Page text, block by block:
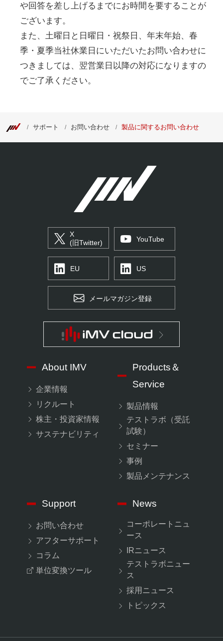
や回答を差し上げるまでにお時間を要することが
ございます。
また、土曜日と日曜日・祝祭日、年末年始、春
季・夏季当社休業日にいただいたお問い合わせに
つきましては、翌営業日以降の対応になりますの
でご了承ください。
サポート お問い合わせ 製品に関するお問い合わせ
X
(旧Twitter)
YouTube
EU US
メールマガジン登録
About IMV
企業情報
リクルート
株主・投資家情報
サステナビリティ
Products＆
Service
製品情報
テストラボ（受託
試験）
セミナー
事例
製品メンテナンス
Support
お問い合わせ
アフターサポート
コラム
単位変換ツール
News
コーポレートニュ
ース
IRニュース
テストラボニュー
ス
採用ニュース
トピックス